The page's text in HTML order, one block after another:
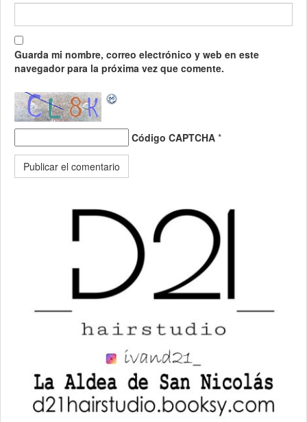
Guarda mi nombre, correo electrónico y web en este
navegador para la próxima vez que comente.
Código CAPTCHA *